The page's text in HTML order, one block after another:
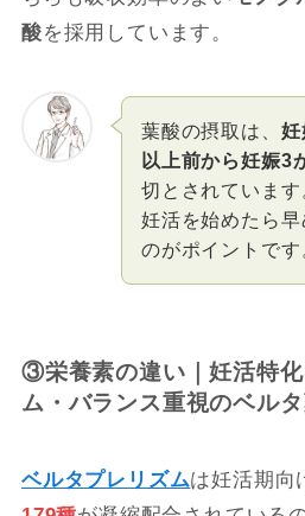
酸を採用しています。
葉酸の摂取は、 妊
以上前から妊娠3
切とされています
妊活を始めたら
のがポイントです
③栄養素の違い｜妊活特
ム・バランス重視のベル
ベルタプレリズムは妊活期向